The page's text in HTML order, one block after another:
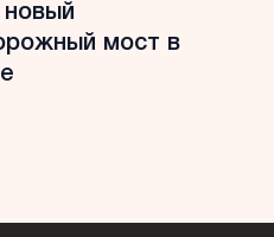
новый
мост в